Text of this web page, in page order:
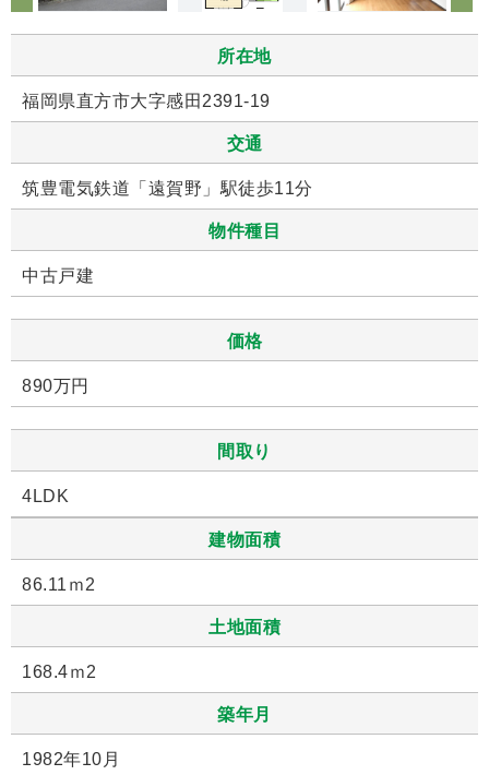
所在地
福岡県直方市大字感田2391-19
交通
筑豊電気鉄道「遠賀野」駅徒歩11分
物件種目
中古戸建
価格
890万円
間取り
4LDK
建物面積
86.11ｍ2
土地面積
168.4ｍ2
築年月
1982年10月